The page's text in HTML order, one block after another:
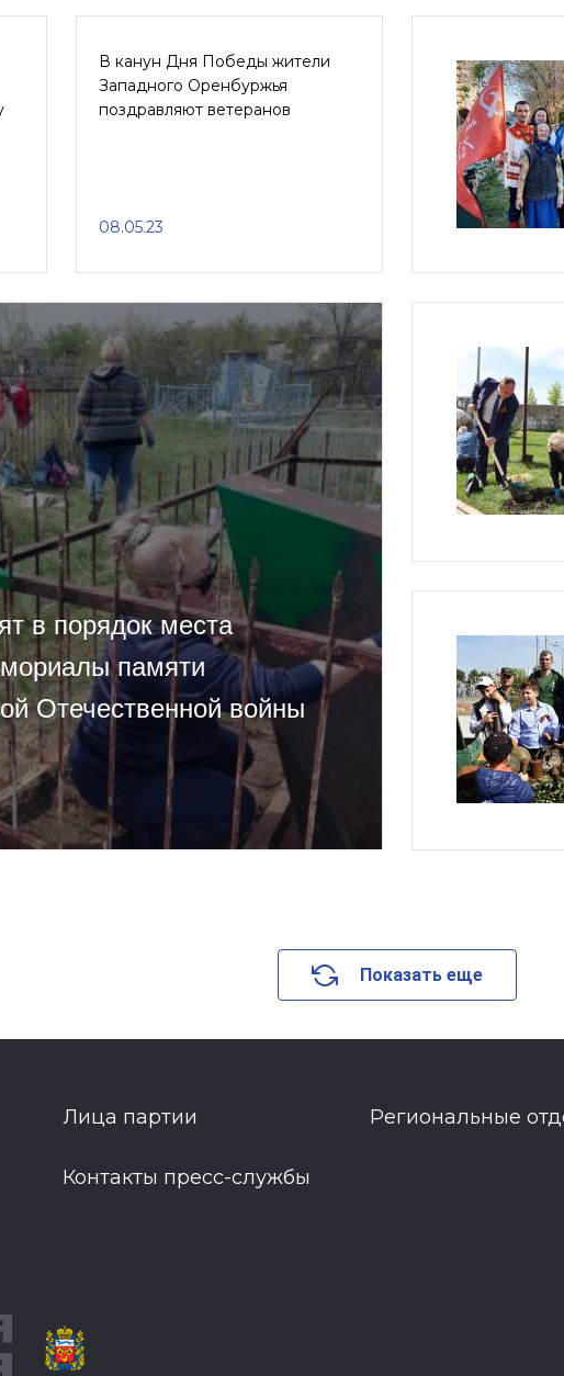
В канун Дня Победы жители
Западного Оренбуржья
поздравляют ветеранов
08.05.23
в порядок места
памяти
Отечественной войны
Показать еще
Лица партии Региональные
Контакты пресс-службы